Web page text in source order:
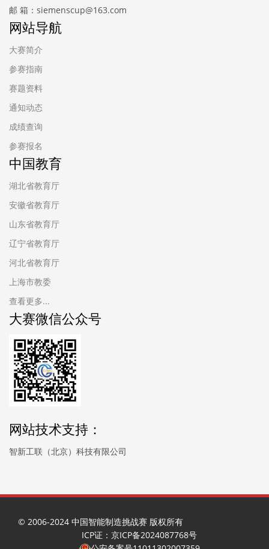
邮 箱：siemenscup@163.com
网站导航
大赛简介
参赛指南
赛题资料
通知动态
成绩查询
参赛报名
中国教育
湖北省教育厅
安徽省教育厅
山东省教育厅
辽宁省教育厅
河北省教育厅
上海市教委
查看更多...
大赛微信公众号
网站技术支持：
智新工联（北京）科技有限公司
© 2006-2024 中国智能制造挑战赛 版权所有
ICP证：京ICP备2024087768号